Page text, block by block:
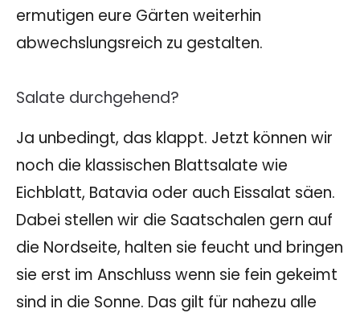
ermutigen eure Gärten weiterhin
abwechslungsreich zu gestalten.
Salate durchgehend?
Ja unbedingt, das klappt. Jetzt können wir
noch die klassischen Blattsalate wie
Eichblatt, Batavia oder auch Eissalat säen.
Dabei stellen wir die Saatschalen gern auf
die Nordseite, halten sie feucht und bringen
sie erst im Anschluss wenn sie fein gekeimt
sind in die Sonne. Das gilt für nahezu alle